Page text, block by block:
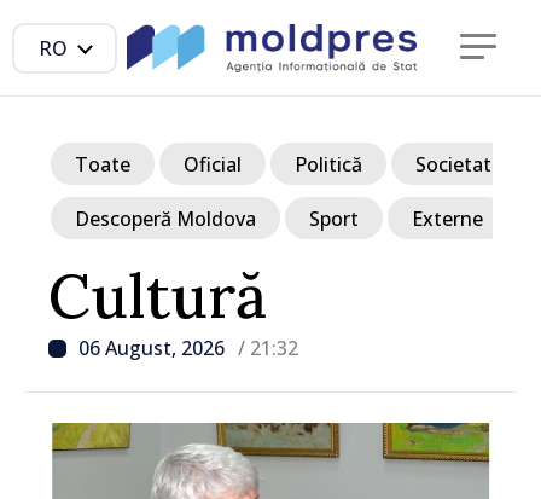
RO
Cultură
06 August, 2026 / 21:32
Toate Oficial Politică Societate
Descoperă Moldova Sport Externe